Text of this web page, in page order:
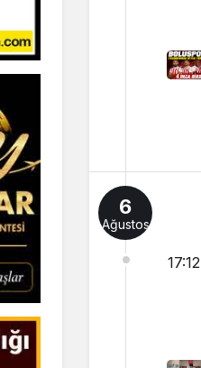
6
Ağustos
17:12